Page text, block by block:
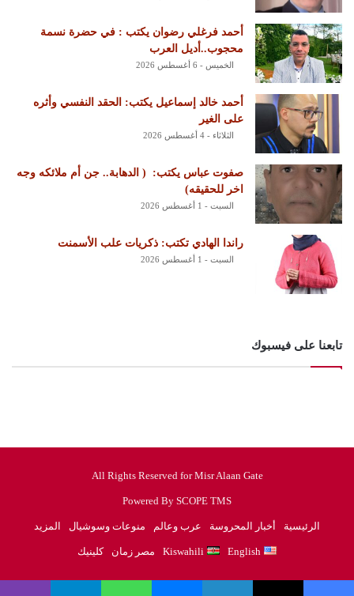
أحمد فرغلي رضوان يكتب : في حضرة نسمة
محجوب..أديل العرب
الخميس - 6 أغسطس 2026
أحمد خالد إسماعيل يكتب: الحقد النفسي وأثره
على الغير
الثلاثاء - 4 أغسطس 2026
‏صفوت عباس يكتب: ‏ ‏( الدهابة.. جن أم ملائكه وجه
اخر للحقيقه)
السبت - 1 أغسطس 2026
راندا الهادي تكتب: ذكريات علب الأسمنت
السبت - 1 أغسطس 2026
تابعنا على فيسبوك
All Rights Reserved for Misr Alaan Gate
Powered By SCOPE TMS
الرئيسية أخبار المحروسة عرب وعالم منوعات وسوشيال المزيد
English
Kiswahili مصر زمان كلينيك